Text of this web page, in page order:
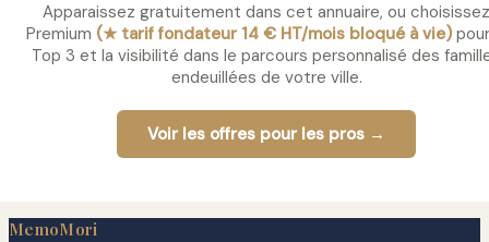
Apparaissez gratuitement dans cet annuaire, ou choisissez
Premium (★ tarif fondateur 14 € HT/mois bloqué à vie)
Top 3 et la visibilité dans le parcours personnalisé des
endeuillées de votre ville.
Voir les offres pour les pros →
MemoMori